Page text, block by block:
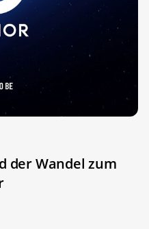
der Wandel zum